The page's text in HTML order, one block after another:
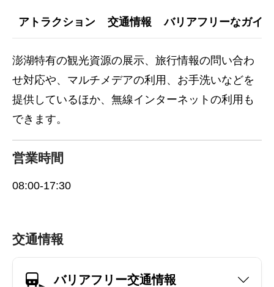
アトラクション 交通情報 バリアフリーなガイ
澎湖特有の観光資源の展示、旅行情報の問い合わ
せ対応や、マルチメデアの利用、お手洗いなどを
提供しているほか、無線インターネットの利用も
できます。
営業時間
08:00-17:30
交通情報
バリアフリー交通情報